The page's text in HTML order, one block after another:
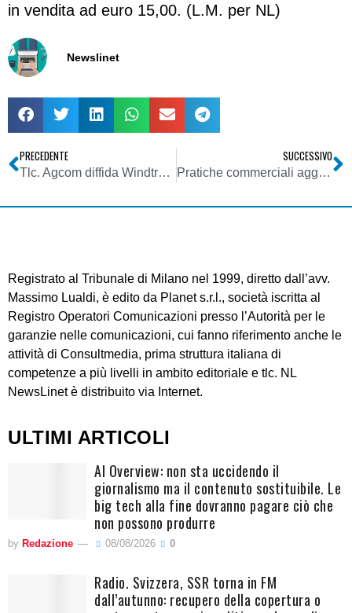
in vendita ad euro 15,00. (L.M. per NL)
Newslinet
PRECEDENTE
Tlc. Agcom diffida Windtre: stop a musica ed sms senza consumare giga
SUCCESSIVO
Pratiche commerciali aggressive: Tar conferma sanzione AgCom per Sky
Registrato al Tribunale di Milano nel 1999, diretto dall’avv.
Massimo Lualdi, è edito da Planet s.r.l., società iscritta al
Registro Operatori Comunicazioni presso l’Autorità per le
garanzie nelle comunicazioni, cui fanno riferimento anche le
attività di Consultmedia, prima struttura italiana di
competenze a più livelli in ambito editoriale e tlc. NL
NewsLinet è distribuito via Internet.
ULTIMI ARTICOLI
AI Overview: non sta uccidendo il
giornalismo ma il contenuto sostituibile. Le
big tech alla fine dovranno pagare ciò che
non possono produrre
by Redazione 08/08/2026 0
Radio. Svizzera, SSR torna in FM
dall’autunno: recupero della copertura o